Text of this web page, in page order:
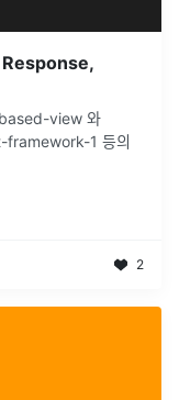
Response,
view 와
1 등의
2